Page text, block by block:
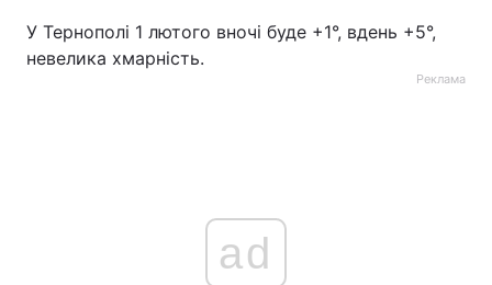
У Тернополі 1 лютого вночі буде +1°, вдень +5°,
невелика хмарність.
Реклама
ad